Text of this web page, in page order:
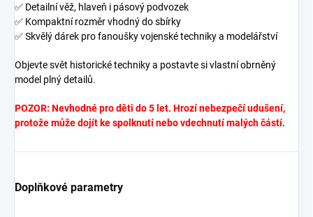
✅ Detailní věž, hlaveň i pásový podvozek
✅ Kompaktní rozměr vhodný do sbírky
✅ Skvělý dárek pro fanoušky vojenské techniky a modelářství
Objevte svět historické techniky a postavte si vlastní obrněný
model plný detailů.
POZOR: Nevhodné pro děti do 5 let. Hrozí nebezpečí udušení,
protože může dojít ke spolknutí nebo vdechnutí malých částí.
Doplňkové parametry